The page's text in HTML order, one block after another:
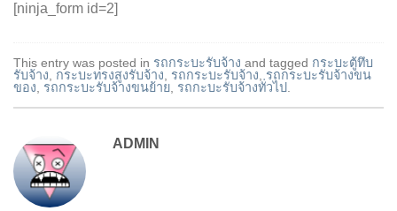
[ninja_form id=2]
This entry was posted in รถกระบะรับจ้าง and tagged กระบะตู้ทึบ
รับจ้าง
กระบะทรงสูงรับจ้าง รถกระบะรับจ้าง
รถกระบะรับจ้างขน
ของ
รถกระบะรับจ้างขนย้าย รถกะบะรับจ้างทั่วไป
ADMIN